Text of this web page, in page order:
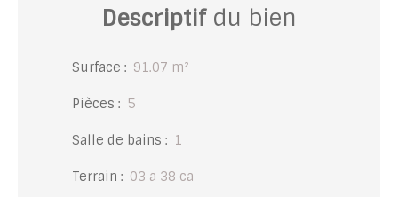
Descriptifdu bien
Surface : 91.07 m²
Pièces : 5
Salle de bains : 1
Terrain : 03 a 38 ca